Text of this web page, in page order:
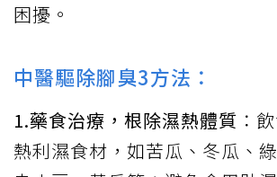
困擾。
中醫驅除腳臭3方法：
1.藥食治療，根除濕熱體質 ：
熱利濕食材，如苦瓜、冬瓜、